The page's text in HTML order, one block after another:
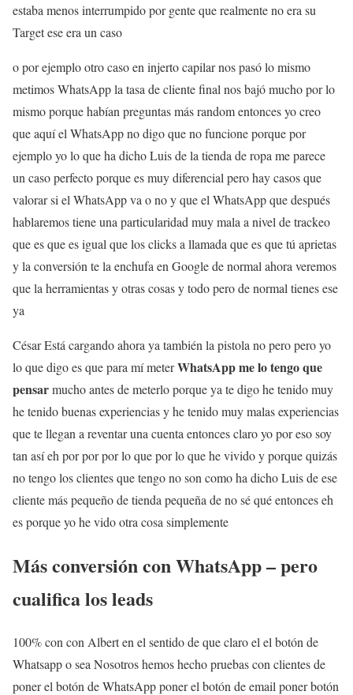
estaba menos interrumpido por gente que realmente no era su
Target ese era un caso
o por ejemplo otro caso en injerto capilar nos pasó lo mismo
metimos WhatsApp la tasa de cliente final nos bajó mucho por lo
mismo porque habían preguntas más random entonces yo creo
que aquí el WhatsApp no digo que no funcione porque por
ejemplo yo lo que ha dicho Luis de la tienda de ropa me parece
un caso perfecto porque es muy diferencial pero hay casos que
valorar si el WhatsApp va o no y que el WhatsApp que después
hablaremos tiene una particularidad muy mala a nivel de trackeo
que es que es igual que los clicks a llamada que es que tú aprietas
y la conversión te la enchufa en Google de normal ahora veremos
que la herramientas y otras cosas y todo pero de normal tienes ese
ya
César Está cargando ahora ya también la pistola no pero pero yo
lo que digo es que para mí meterWhatsApp me lo tengo que
pensarmucho antes de meterlo porque ya te digo he tenido muy
he tenido buenas experiencias y he tenido muy malas experiencias
que te llegan a reventar una cuenta entonces claro yo por eso soy
tan así eh por por por lo que por lo que he vivido y porque quizás
no tengo los clientes que tengo no son como ha dicho Luis de ese
cliente más pequeño de tienda pequeña de no sé qué entonces eh
es porque yo he vido otra cosa simplemente
Más conversión con WhatsApp – pero
cualifica los leads
100% con con Albert en el sentido de que claro el el botón de
Whatsapp o sea Nosotros hemos hecho pruebas con clientes de
poner el botón de WhatsApp poner el botón de email poner botón